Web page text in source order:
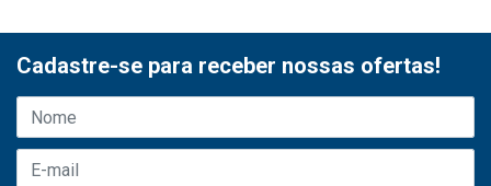
Cadastre-se para receber nossas ofertas!